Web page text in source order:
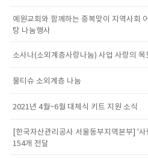
예원교회와 함께하는 중복맞이 지역사회
탕 나눔행사
소사나(소외계층사랑나눔) 사업 사랑의 목
물티슈 소외계층 나눔
2021년 4월~6월 대체식 키트 지원 소식
[한국자산관리공사 서울동부지역본부] '
154개 전달